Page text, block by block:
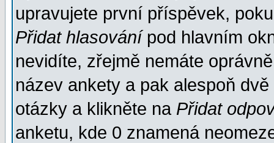
upravujete první příspěvek,
Přidat hlasovánípod hlavním
nevidíte, zřejmě nemáte
název ankety a pak alespoň
otázky a klikněte na Přidat
anketu, kde 0 znamená